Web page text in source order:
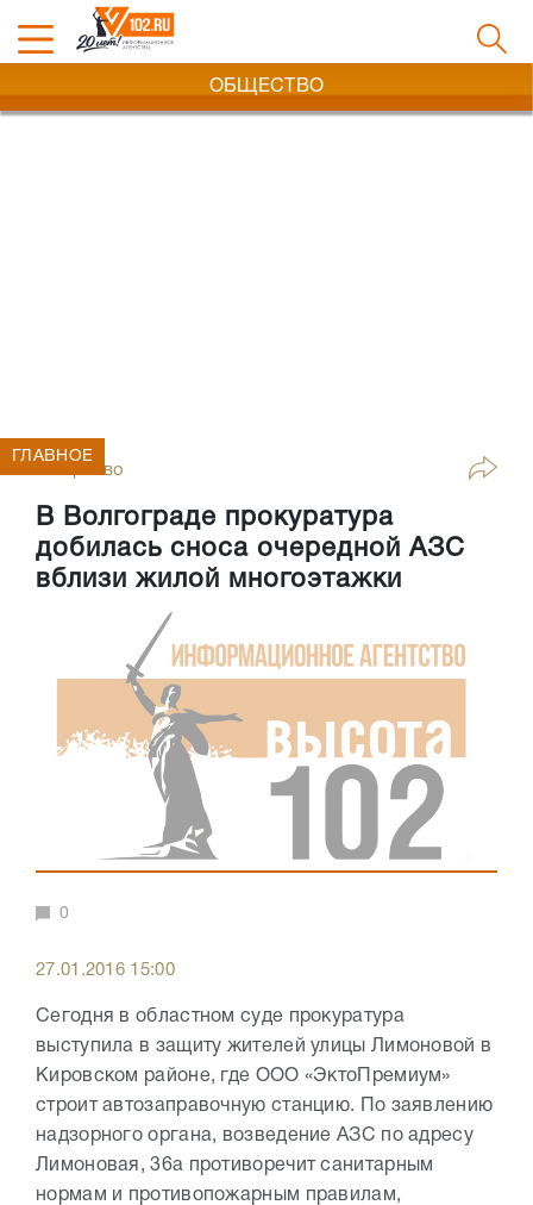
ОБЩЕСТВО
Общество
В Волгограде прокуратура
добилась сноса очередной АЗС
вблизи жилой многоэтажки
ГЛАВНОЕ
0
27.01.2016 15:00
Сегодня в областном суде прокуратура
выступила в защиту жителей улицы Лимоновой в
Кировском районе, где ООО «ЭктоПремиум»
строит автозаправочную станцию. По заявлению
надзорного органа, возведение АЗС по адресу
Лимоновая, 36а противоречит санитарным
нормам и противопожарным правилам,